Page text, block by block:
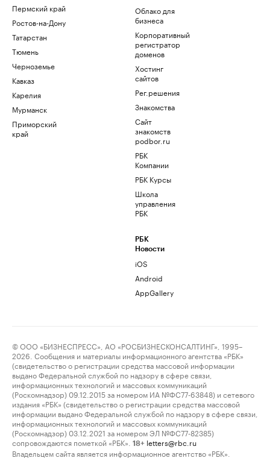
Пермский край
Ростов-на-Дону
Татарстан
Тюмень
Черноземье
Кавказ
Карелия
Мурманск
Приморский
край
Облако для
бизнеса
Корпоративный
регистратор
доменов
Хостинг
сайтов
Рег.решения
Знакомства
Сайт
знакомств
podbor.ru
РБК
Компании
РБК Курсы
Школа
управления
РБК
РБК
Новости
iOS
Android
AppGallery
© ООО «БИЗНЕСПРЕСС», АО «РОСБИЗНЕСКОНСАЛТИНГ», 1995–
2026. Сообщения и материалы информационного агентства «РБК»
(свидетельство о регистрации средства массовой информации
выдано Федеральной службой по надзору в сфере связи,
информационных технологий и массовых коммуникаций
(Роскомнадзор) 09.12.2015 за номером ИА №ФС77-63848) и сетевого
издания «РБК» (свидетельство о регистрации средства массовой
информации выдано Федеральной службой по надзору в сфере связи,
информационных технологий и массовых коммуникаций
(Роскомнадзор) 03.12.2021 за номером ЭЛ №ФС77-82385)
сопровождаются пометкой «РБК».
18+ letters@rbc.ru
Владельцем сайта является информационное агентство «РБК».